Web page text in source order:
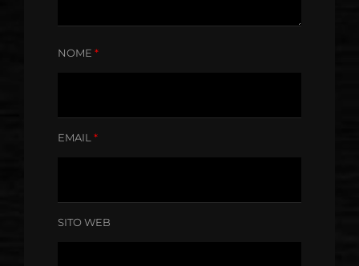
NOME *
EMAIL *
SITO WEB